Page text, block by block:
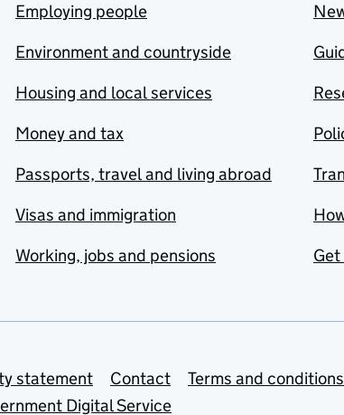
Employing people
Environment and countryside
Housing and local services
Money and tax
Passports, travel and living abroad
Visas and immigration
Working, jobs and pensions
statement Contact
Terms and conditions
Digital Service